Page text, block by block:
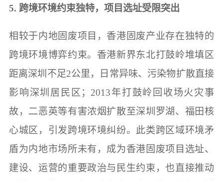
5. 跨境环境约束独特，项目选址受限突出
相较于内地固废项目，香港固废产业存在独特的
跨境环境博弈约束。香港新界东北打鼓岭堆填区
距离深圳不足2公里，日常异味、污染物扩散直接
影响深圳居民区；2013年打鼓岭回收场火灾事
故，二恶英等有害浓烟扩散至深圳罗湖、福田核
心城区，引发跨境环境纠纷。此类跨区域环境矛
盾为内地市场所未有，成为香港固废项目选址、
建设、运营的重要政治与民生约束，也直接推动